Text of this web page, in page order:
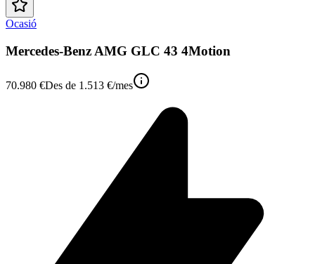
Ocasió
Mercedes-Benz AMG GLC 43 4Motion
70.980 €Des de 1.513 €/mes